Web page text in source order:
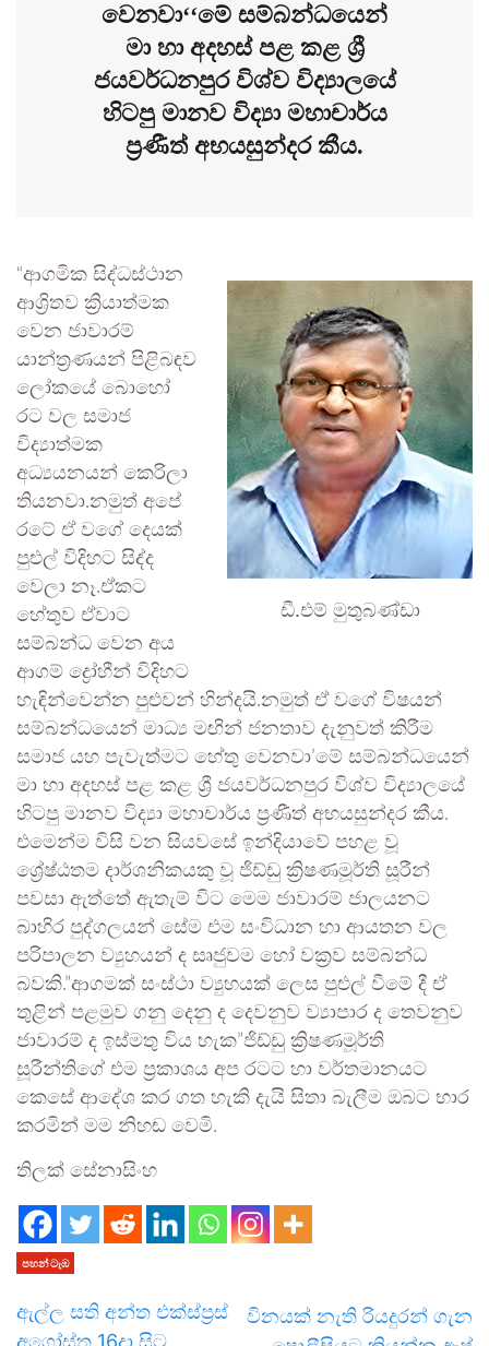
වෙනවා‘‘මේ සම්බන්ධයෙන්
මා හා අදහස් පළ කළ ශ්‍රී
ජයවර්ධනපුර විශ්ව විද්‍යාලයේ
හිටපු මානව විද්‍යා මහාචාර්ය
ප්‍රණීත් අභයසුන්දර කීය.
ඩී.එම් මුතුබණ්ඩා
“ආගමික සිද්ධස්ථාන
ආශ්‍රිතව ක්‍රියාත්මක
වෙන ජාවාරම්
යාන්ත්‍රණයන් පිළිබඳව
ලෝකයේ බොහෝ
රට වල සමාජ
විද්‍යාත්මක
අධ්‍යයනයන් කෙරිලා
තියනවා.නමුත් අපේ
රටේ ඒ වගේ දෙයක්
පුළුල් විදිහට සිද්ද
වෙලා නෑ.ඒකට
හේතුව ඒවාට
සම්බන්ධ වෙන අය
ආගම් ද්‍රෝහීන් විදිහට
හැඳින්වෙන්න පුළුවන් හින්දයි.නමුත් ඒ වගේ විෂයන්
සම්බන්ධයෙන් මාධ්‍ය මඟින් ජනතාව දැනුවත් කිරීම
සමාජ යහ පැවැත්මට හේතු වෙනවා’මේ සම්බන්ධයෙන්
මා හා අදහස් පළ කළ ශ්‍රී ජයවර්ධනපුර විශ්ව විද්‍යාලයේ
හිටපු මානව විද්‍යා මහාචාර්ය ප්‍රණීත් අභයසුන්දර කීය.
එමෙන්ම විසි වන සියවසේ ඉන්දියාවේ පහළ වූ
ශ්‍රේෂ්ඨතම දාර්ශනිකයකු වූ ජිඩ්ඩු ක්‍රිෂණමූර්ති සූරීන්
පවසා ඇත්තේ ඇතැම් විට මෙම ජාවාරම් ජාලයනට
බාහිර පුද්ගලයන් සේම එම සංවිධාන හා ආයතන වල
පරිපාලන ව්‍යුහයන් ද සෘජුවම හෝ වක්‍රව සම්බන්ධ
බවකි.”ආගමක් සංස්ථා ව්‍යුහයක් ලෙස පුළුල් වීමේ දී ඒ
තුළින් පළමුව ගනු දෙනු ද දෙවනුව ව්‍යාපාර ද තෙවනුව
ජාවාරම් ද ඉස්මතු විය හැක”ජිඩ්ඩු ක්‍රිෂණමූර්ති
සූරීන්තිගේ එම ප්‍රකාශය අප රටට හා වර්තමානයට
කෙසේ ආදේශ කර ගත හැකි දැයි සිතා බැලීම ඔබට භාර
කරමින් මම නිහඬ වෙමි.
තිලක් සේනාසිංහ
පහන් ටැඹ
ඇල්ල සති අන්ත එක්ස්ප්‍රස්
අගෝස්තු 16දා සිට
විනයක් නැති රියදුරන් ගැන